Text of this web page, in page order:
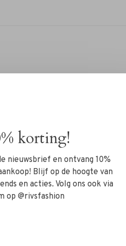
korting!
nieuwsbrief en ontvang 10%
Blijf op de hoogte van
en acties. Volg ons ook via
op @rivsfashion